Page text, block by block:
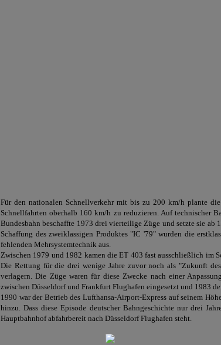
Für den nationalen Schnellverkehr mit bis zu 200 km/h plante
Schnellfahrten oberhalb 160 km/h zu reduzieren. Auf technischer
Bundesbahnbeschaffte 1973 drei vierteilige Züge und setzte sie ab
Schaffung des zweiklassigen Produktes "IC '79" wurden die
fehlenden Mehrsystemtechnik aus.
Zwischen 1979 und 1982 kamen die ET 403 fast ausschließlich im
Die Rettung für die drei wenige Jahre zuvor noch als "Zukunft
verlagern. Die Züge waren für diese Zwecke nach einer
zwischen Düsseldorf und Frankfurt Flughafen eingesetzt und 1983
1990 war der Betrieb des Lufthansa-Airport-Express auf seinem
hinzu. Dass diese Episode deutscher Bahngeschichte nur drei
Hauptbahnhof abfahrbereit nach Düsseldorf Flughafen steht.